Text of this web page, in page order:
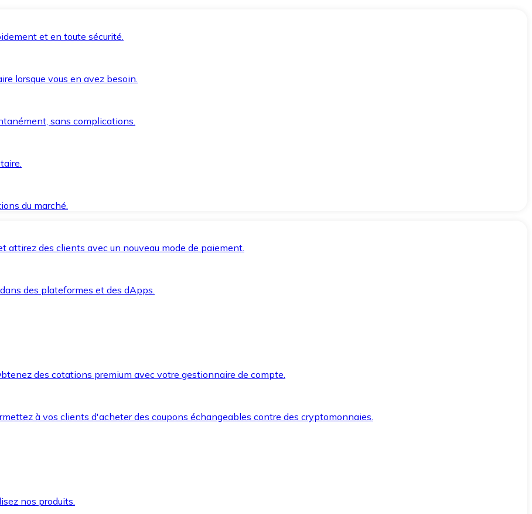
et en toute sécurité.
lorsque vous en avez besoin.
sans complications.
du marché.
des clients avec un nouveau mode de paiement.
des plateformes et des dApps.
des cotations premium avec votre gestionnaire de compte.
à vos clients d'acheter des coupons échangeables contre des cryptomonnaies.
nos produits.